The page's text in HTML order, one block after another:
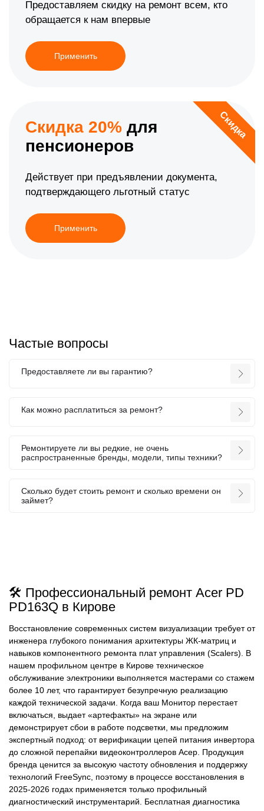
Предоставляем скидку на ремонт всем, кто
обращается к нам впервые
Применить
Скидка
Скидка 20% для
пенсионеров
Действует при предъявлении документа,
подтверждающего льготный статус
Применить
Частые вопросы
Предоставляете ли вы гарантию?
Как можно расплатиться за ремонт?
Ремонтируете ли вы редкие, не очень
распространенные бренды, модели, типы техники?
Сколько будет стоить ремонт и сколько времени он
займет?
🛠️ Профессиональный ремонт Acer PD
PD163Q в Кирове
Восстановление современных систем визуализации требует от
инженера глубокого понимания архитектуры ЖК-матриц и
навыков компонентного ремонта плат управления (Scalers). В
нашем профильном центре в Кирове техническое
обслуживание электроники выполняется мастерами со стажем
более 10 лет, что гарантирует безупречную реализацию
каждой технической задачи. Когда ваш Монитор перестает
включаться, выдает «артефакты» на экране или
демонстрирует сбои в работе подсветки, мы предложим
экспертный подход: от верификации цепей питания инвертора
до сложной перепайки видеоконтроллеров Асер. Продукция
бренда ценится за высокую частоту обновления и поддержку
технологий FreeSync, поэтому в процессе восстановления в
2025-2026 годах применяется только профильный
диагностический инструментарий. Бесплатная диагностика